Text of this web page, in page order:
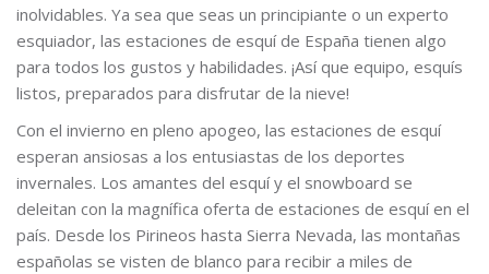
inolvidables. Ya sea que seas un principiante o un experto
esquiador, las estaciones de esquí de España tienen algo
para todos los gustos y habilidades. ¡Así que equipo, esquís
listos, preparados para disfrutar de la nieve!
Con el invierno en pleno apogeo, las estaciones de esquí
esperan ansiosas a los entusiastas de los deportes
invernales. Los amantes del esquí y el snowboard se
deleitan con la magnífica oferta de estaciones de esquí en el
país. Desde los Pirineos hasta Sierra Nevada, las montañas
españolas se visten de blanco para recibir a miles de